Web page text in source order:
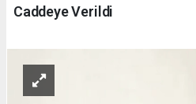
Caddeye Verildi